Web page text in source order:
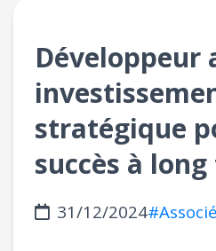
Développeur
stratégique
succès à
31/12/2024